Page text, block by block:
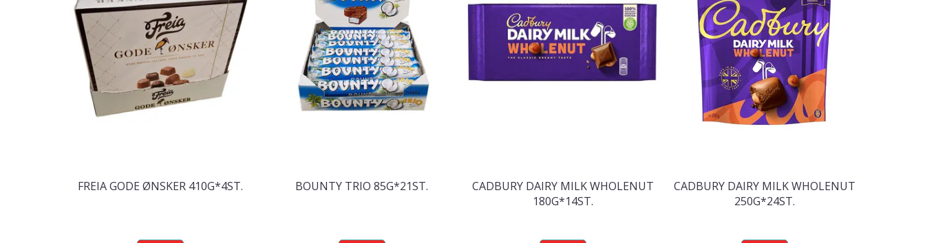
FREIA GODE ØNSKER 410G*4ST. BOUNTY TRIO 85G*21ST.
CADBURY DAIRY MILK WHOLENUT
180G*14ST.
CADBURY DAIRY MILK WHOLENUT
250G*24ST.